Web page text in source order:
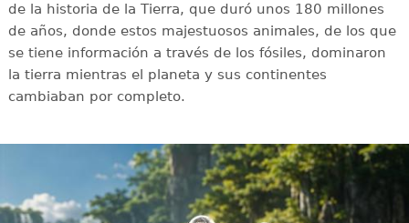
de la historia de la Tierra, que duró unos 180 millones
de años, donde estos majestuosos animales, de los que
se tiene información a través de los fósiles, dominaron
la tierra mientras el planeta y sus continentes
cambiaban por completo.